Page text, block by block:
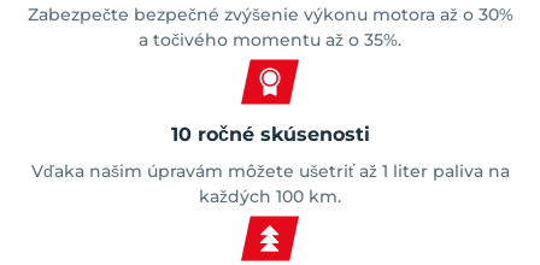
Zabezpečte bezpečné zvýšenie výkonu motora až o 30%
a točivého momentu až o 35%.
10 ročné skúsenosti
Vďaka našim úpravám môžete ušetriť až 1 liter paliva na
každých 100 km.